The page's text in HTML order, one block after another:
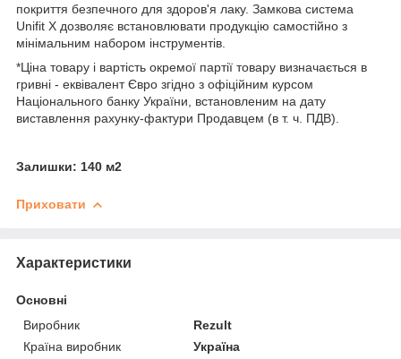
покриття безпечного для здоров'я лаку. Замкова система
Unifit X дозволяє встановлювати продукцію самостійно з
мінімальним набором інструментів.
*Ціна товару і вартість окремої партії товару визначається в
гривні - еквівалент Євро згідно з офіційним курсом
Національного банку України, встановленим на дату
виставлення рахунку-фактури Продавцем (в т. ч. ПДВ).
Залишки: 140 м2
Приховати
Характеристики
Основні
Виробник
Rezult
Країна виробник
Україна